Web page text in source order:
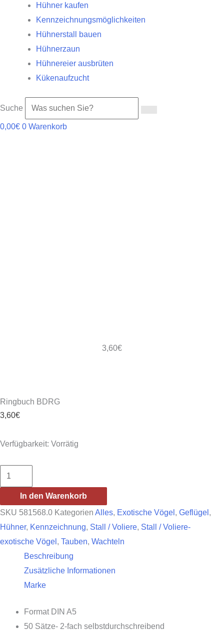
Hühner kaufen
Kennzeichnungsmöglichkeiten
Hühnerstall bauen
Hühnerzaun
Hühnereier ausbrüten
Kükenaufzucht
Suche
0,00€ 0 Warenkorb
3,60€
Ringbuch BDRG
3,60€
Verfügbarkeit: Vorrätig
Ringbuch
BDRG
Menge
In den Warenkorb
SKU 581568.0 Kategorien Alles, Exotische Vögel , Geflügel ,
Hühner, Kennzeichnung, Stall / Voliere, Stall / Voliere-
exotische Vögel , Tauben, Wachteln
Beschreibung
Zusätzliche Informationen
Marke
Format DIN A5
50 Sätze- 2-fach selbstdurchschreibend